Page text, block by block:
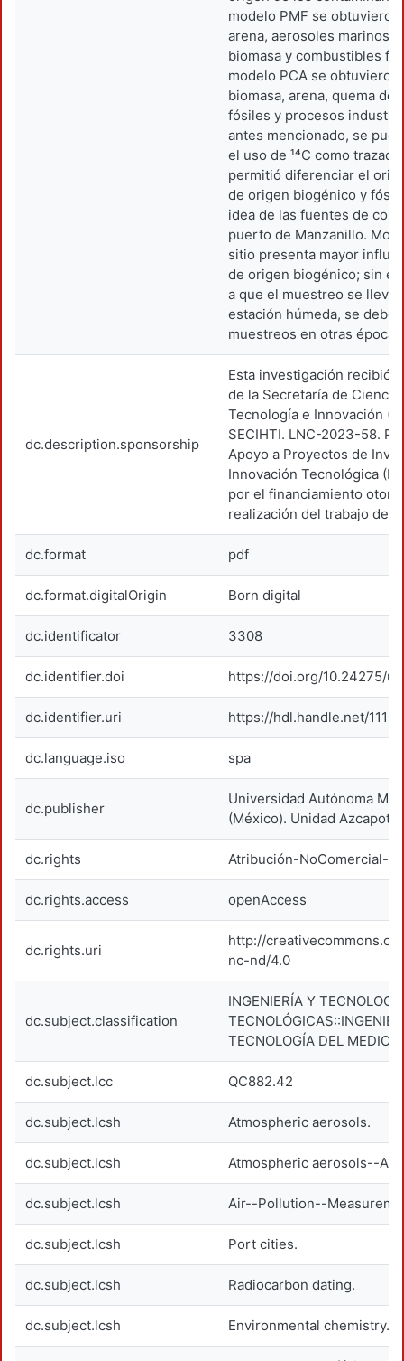
modelo PMF se
arena, aerosoles marinos,
biomasa y combustibles
modelo PCA se
biomasa, arena, quema de
fósiles y procesos
antes mencionado, se
el uso de ¹⁴C como
permitió diferenciar el
de origen biogénico y fósil,
idea de las fuentes de
puerto de Manzanillo.
sitio presenta mayor
de origen biogénico; sin
a que el muestreo se llevó
estación húmeda, se
muestreos en otras
dc.description.sponsorship
Esta investigación recibió
de la Secretaría de
Tecnología e Innovación
SECIHTI. LNC-2023-58.
Apoyo a Proyectos de
Innovación Tecnológica
por el financiamiento
realización del trabajo de
dc.format pdf
dc.format.digitalOrigin Born digital
dc.identificator 3308
dc.identifier.doi https://doi.org/10.24275/
dc.identifier.uri https://hdl.handle.net/
dc.language.iso spa
dc.publisher
Universidad Autónoma
(México). Unidad
dc.rights Atribución-NoComercial-
dc.rights.access openAccess
dc.rights.uri
http://
nc-nd/4.0
dc.subject.classification
INGENIERÍA Y
TECNOLOGÍA DEL MEDIO
dc.subject.lcc QC882.42
dc.subject.lcsh Atmospheric aerosols.
dc.subject.lcsh Atmospheric aerosols--
dc.subject.lcsh Air--Pollution--
dc.subject.lcsh Port cities.
dc.subject.lcsh Radiocarbon dating.
dc.subject.lcsh Environmental chemistry.